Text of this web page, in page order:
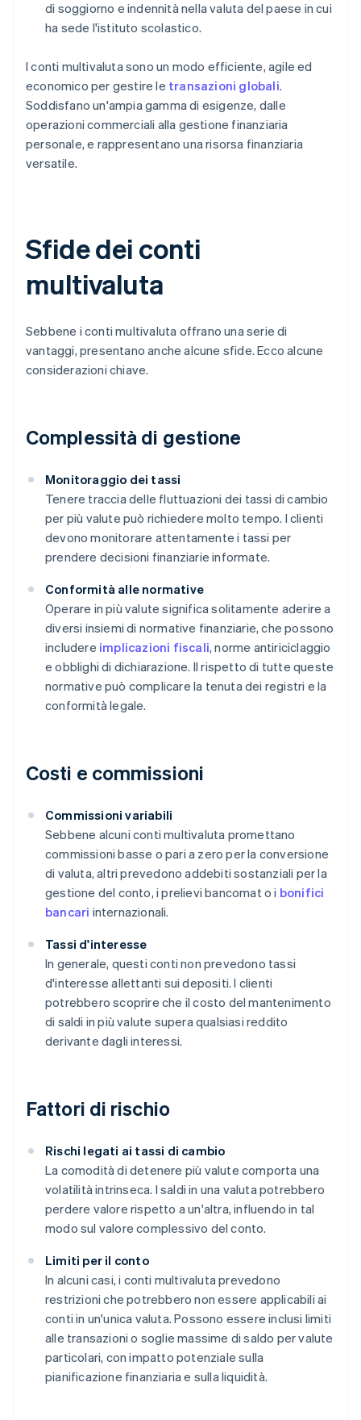
di soggiorno e indennità nella valuta del paese in cui
ha sede l'istituto scolastico.
I conti multivaluta sono un modo efficiente, agile ed
economico per gestire le transazioni globali.
Soddisfano un'ampia gamma di esigenze, dalle
operazioni commerciali alla gestione finanziaria
personale, e rappresentano una risorsa finanziaria
versatile.
Sfide dei conti
multivaluta
Sebbene i conti multivaluta offrano una serie di
vantaggi, presentano anche alcune sfide. Ecco alcune
considerazioni chiave.
Complessità di gestione
Monitoraggio dei tassi
Tenere traccia delle fluttuazioni dei tassi di cambio
per più valute può richiedere molto tempo. I clienti
devono monitorare attentamente i tassi per
prendere decisioni finanziarie informate.
Conformità alle normative
Operare in più valute significa solitamente aderire a
diversi insiemi di normative finanziarie, che possono
includere implicazioni fiscali, norme antiriciclaggio
e obblighi di dichiarazione. Il rispetto di tutte queste
normative può complicare la tenuta dei registri e la
conformità legale.
Costi e commissioni
Commissioni variabili
Sebbene alcuni conti multivaluta promettano
commissioni basse o pari a zero per la conversione
di valuta, altri prevedono addebiti sostanziali per la
gestione del conto, i prelievi bancomat o i bonifici
bancari internazionali.
Tassi d'interesse
In generale, questi conti non prevedono tassi
d'interesse allettanti sui depositi. I clienti
potrebbero scoprire che il costo del mantenimento
di saldi in più valute supera qualsiasi reddito
derivante dagli interessi.
Fattori di rischio
Rischi legati ai tassi di cambio
La comodità di detenere più valute comporta una
volatilità intrinseca. I saldi in una valuta potrebbero
perdere valore rispetto a un'altra, influendo in tal
modo sul valore complessivo del conto.
Limiti per il conto
In alcuni casi, i conti multivaluta prevedono
restrizioni che potrebbero non essere applicabili ai
conti in un'unica valuta. Possono essere inclusi limiti
alle transazioni o soglie massime di saldo per valute
particolari, con impatto potenziale sulla
pianificazione finanziaria e sulla liquidità.